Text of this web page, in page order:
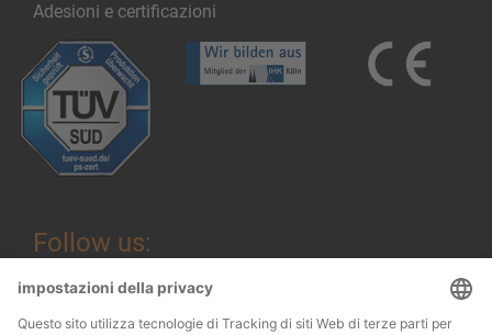
Adesioni e certificazioni
Follow us: